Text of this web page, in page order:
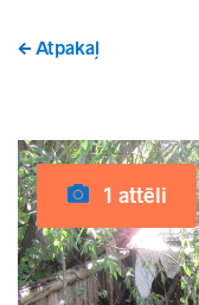
Atpakaļ
1 attēli